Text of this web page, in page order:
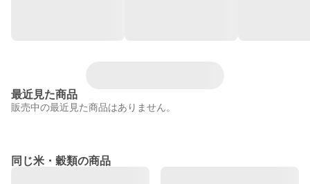
最近見た商品
販売中の最近見た商品はありません。
同じ米・穀類の商品